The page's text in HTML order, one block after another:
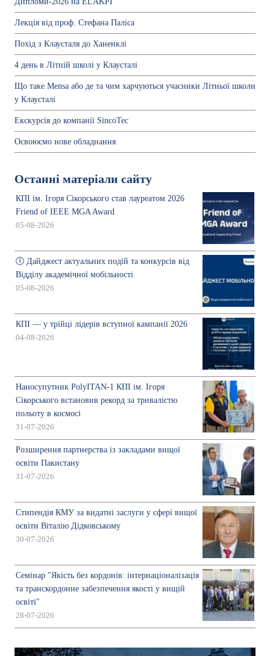
Лекція від проф. Стефана Паліса
Похід з Клаусталя до Ханенклі
4 день в Літній школі у Клаусталі
Що таке Mensa або де та чим харчуються учасники Літньої школи
у Клаусталі
Екскурсія до компанії SincoTec
Освоюємо нове обладнання
Останні матеріали сайту
КПІ ім. Ігоря Сікорського став лауреатом 2026
Friend of IEEE MGA Award
05-08-2026
🕔 Дайджест актуальних подій та конкурсів від
Відділу академічної мобільності
05-08-2026
КПІ — у трійці лідерів вступної кампанії 2026
04-08-2026
Наносупутник PolyITAN-1 КПІ ім. Ігоря
Сікорського встановив рекорд за тривалістю
польоту в космосі
31-07-2026
Розширення партнерства із закладами вищої
освіти Пакистану
31-07-2026
Стипендія КМУ за видатні заслуги у сфері вищої
освіти Віталію Дідковському
30-07-2026
Семінар "Якість без кордонів: інтернаціоналізація
та транскордонне забезпечення якості у вищій
освіті"
28-07-2026